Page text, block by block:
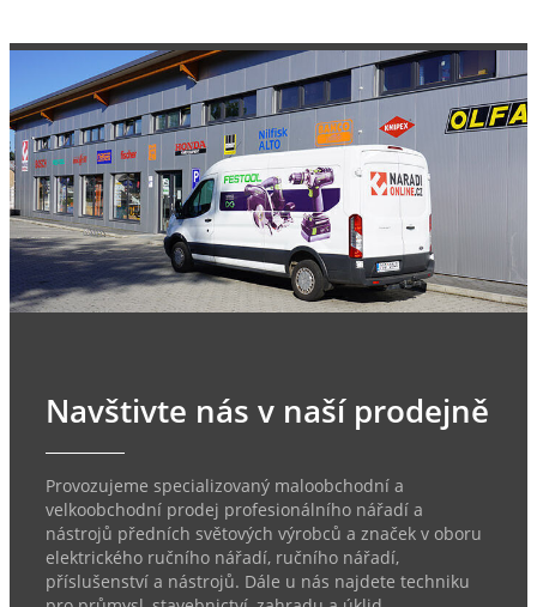
Navštivte nás v naší prodejně
Provozujeme specializovaný maloobchodní a
velkoobchodní prodej profesionálního nářadí a
nástrojů předních světových výrobců a značek v oboru
elektrického ručního nářadí, ručního nářadí,
příslušenství a nástrojů. Dále u nás najdete techniku